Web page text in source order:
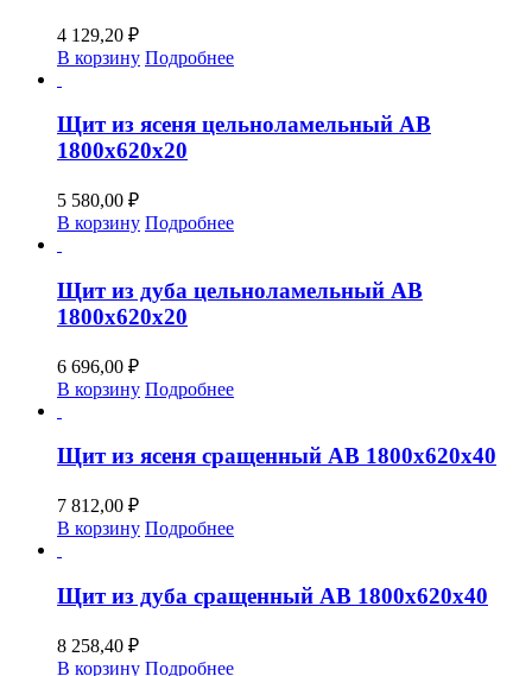
4 129,20 ₽
В корзину Подробнее
Щит из ясеня цельноламельный АВ
1800х620х20
5 580,00 ₽
В корзину Подробнее
Щит из дуба цельноламельный АВ
1800х620х20
6 696,00 ₽
В корзину Подробнее
Щит из ясеня сращенный АВ 1800х620х40
7 812,00 ₽
В корзину Подробнее
Щит из дуба сращенный АВ 1800х620х40
8 258,40 ₽
В корзину Подробнее